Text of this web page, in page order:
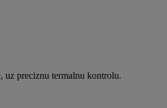
preciznu termalnu kontrolu.